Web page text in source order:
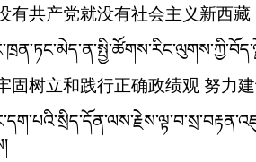
有共产党就没有社会主义新西藏
固树立和践行正确政绩观 努力